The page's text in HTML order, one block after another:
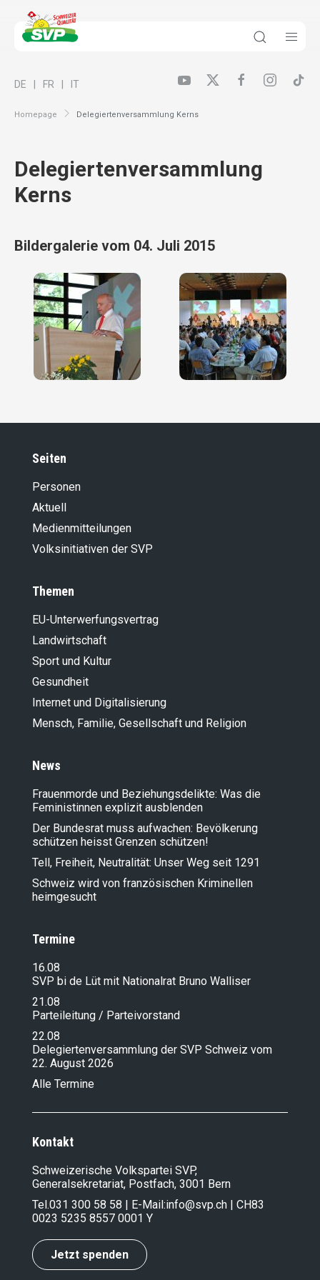
Homepage Delegiertenversammlung Kerns
DE FR IT
Delegiertenversammlung
Kerns
Bildergalerie vom 04. Juli 2015
Seiten
Personen
Aktuell
Medienmitteilungen
Volksinitiativen der SVP
Themen
EU-Unterwerfungsvertrag
Landwirt­schaft
Sport und Kultur
Gesundheit
Internet und Digitalisierung
Mensch, Familie, Gesellschaft und Religion
News
Frauenmorde und Beziehungsdelikte: Was die
Feministinnen explizit ausblenden
Der Bundesrat muss aufwachen: Bevölkerung
schützen heisst Grenzen schützen!
Tell, Freiheit, Neutralität: Unser Weg seit 1291
Schweiz wird von französischen Kriminellen
heimgesucht
Termine
16.08
SVP bi de Lüt mit Nationalrat Bruno Walliser
21.08
Parteileitung / Parteivorstand
22.08
Delegiertenversammlung der SVP Schweiz vom
22. August 2026
Alle Termine
Kontakt
Schweizerische Volkspartei SVP,
Generalsekretariat, Postfach, 3001 Bern
Tel.031 300 58 58 | E-Mail:info@svp.ch | CH83
0023 5235 8557 0001 Y
Jetzt spenden